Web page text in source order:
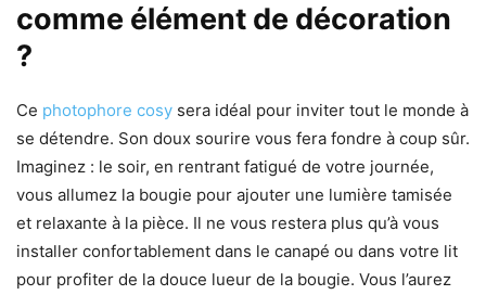
comme élément de décoration
?
Ce photophore cosy sera idéal pour inviter tout le monde à
se détendre. Son doux sourire vous fera fondre à coup sûr.
Imaginez : le soir, en rentrant fatigué de votre journée,
vous allumez la bougie pour ajouter une lumière tamisée
et relaxante à la pièce. Il ne vous restera plus qu’à vous
installer confortablement dans le canapé ou dans votre lit
pour profiter de la douce lueur de la bougie. Vous l’aurez